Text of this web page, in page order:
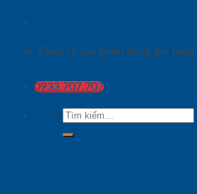
Chưa có sản phẩm trong giỏ hàng.
0933.707.707
Tìm
kiếm: